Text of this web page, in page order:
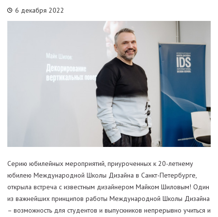
6 декабря 2022
Серию юбилейных мероприятий, приуроченных к 20-летнему
юбилею Международной Школы Дизайна в Санкт-Петербурге,
открыла встреча с известным дизайнером Майком Шиловым! Один
из важнейших принципов работы Международной Школы Дизайна
– возможность для студентов и выпускников непрерывно учиться и